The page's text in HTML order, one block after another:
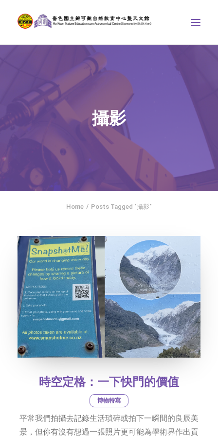
天文館
博物天地
比賽/專題計劃
聯絡我們
SEARCH
社交平台
字型大小
攝影
Home Posts Tagged "攝影"
時空定格：一下快門的價值
博物特寫
平常我們拍攝去記錄生活瑣碎或拍下一瞬間的良辰美
景，但你有沒有想過一張照片更可能為學術界作出貢